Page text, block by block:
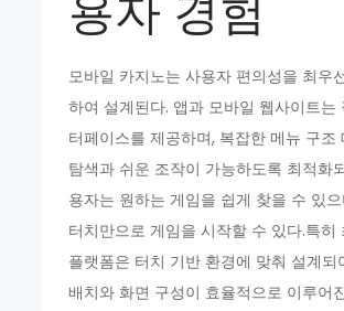
용자 경험
모바일 카지노는 사용자 편의성을 최우
하여 설계된다. 앱과 모바일 웹사이트는
터페이스를 제공하며, 복잡한 메뉴 구조
탐색과 쉬운 조작이 가능하도록 최적화
용자는 원하는 게임을 쉽게 찾을 수 있
터치만으로 게임을 시작할 수 있다.특히
플랫폼은 터치 기반 환경에 맞춰 설계되
배치와 화면 구성이 효율적으로 이루어